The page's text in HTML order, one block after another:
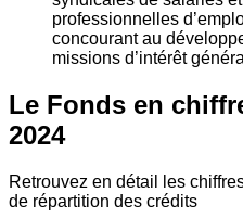
professionnelles
concourant au
missions d’intérêt
Le Fonds en
2024
Retrouvez en détail les
de répartition des crédits